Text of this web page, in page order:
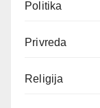
Politika
Privreda
Religija